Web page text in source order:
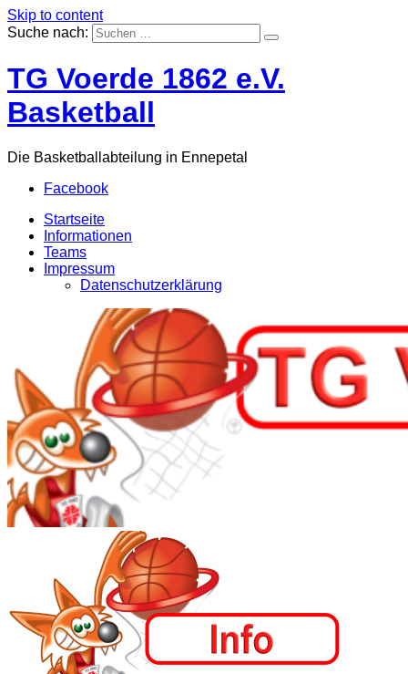
Skip to content
Suche nach:
TG Voerde 1862 e.V.
Basketball
Die Basketballabteilung in Ennepetal
Facebook
Startseite
Informationen
Teams
Impressum
Datenschutzerklärung